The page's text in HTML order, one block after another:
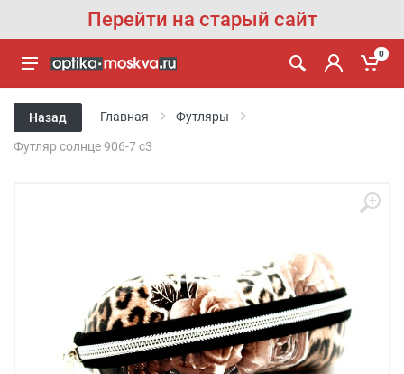
Перейти на старый сайт
0
Назад Главная Футляры
Футляр солнце 906-7 с3